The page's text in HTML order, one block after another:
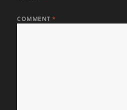
COMMENT*